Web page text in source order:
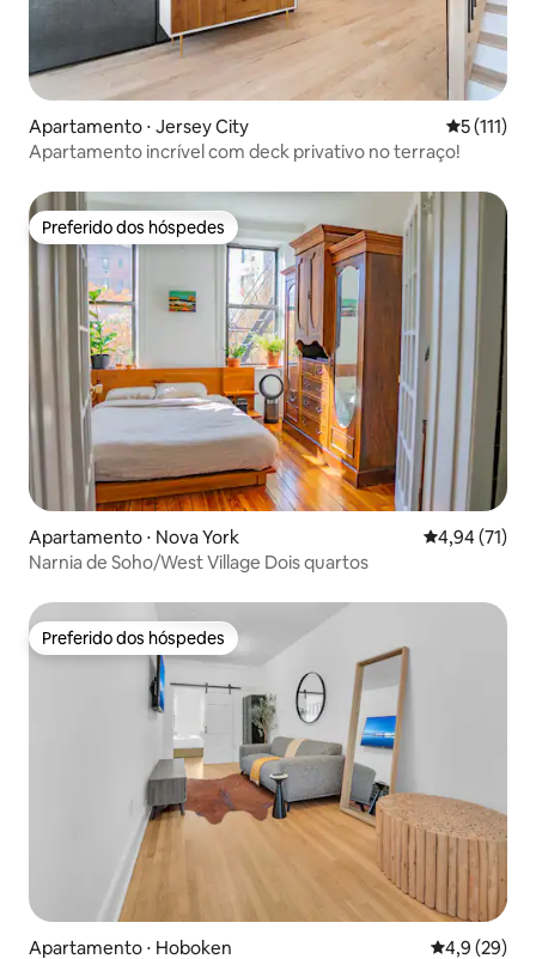
Apartamento ⋅ Jersey City 5 de uma
5 (111)
Apartamento incrível com deck privativo no terraço!
Preferido dos hóspedes
Preferido dos hóspedes
Apartamento ⋅ Nova York 4,94 de uma
4,94 (71)
Narnia de Soho/West Village Dois quartos
Preferido dos hóspedes
Preferido dos hóspedes
Apartamento ⋅ Hoboken 4,9 de uma
4,9 (29)